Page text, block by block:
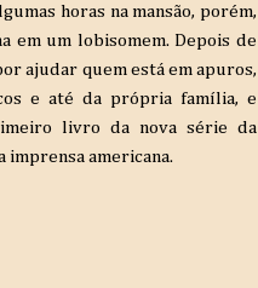
horas na mansão, porém,
em um lobisomem. Depois de
ajudar quem está em apuros,
e até da própria família, e
livro da nova série da
imprensa americana.